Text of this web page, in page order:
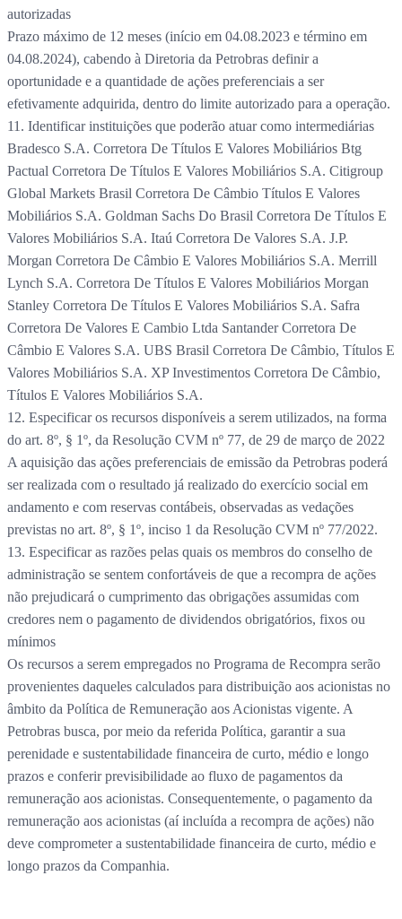
autorizadas
Prazo máximo de 12 meses (início em 04.08.2023 e término em
04.08.2024), cabendo à Diretoria da Petrobras definir a
oportunidade e a quantidade de ações preferenciais a ser
efetivamente adquirida, dentro do limite autorizado para a operação.
11. Identificar instituições que poderão atuar como intermediárias
Bradesco S.A. Corretora De Títulos E Valores Mobiliários Btg
Pactual Corretora De Títulos E Valores Mobiliários S.A. Citigroup
Global Markets Brasil Corretora De Câmbio Títulos E Valores
Mobiliários S.A. Goldman Sachs Do Brasil Corretora De Títulos E
Valores Mobiliários S.A. Itaú Corretora De Valores S.A. J.P.
Morgan Corretora De Câmbio E Valores Mobiliários S.A. Merrill
Lynch S.A. Corretora De Títulos E Valores Mobiliários Morgan
Stanley Corretora De Títulos E Valores Mobiliários S.A. Safra
Corretora De Valores E Cambio Ltda Santander Corretora De
Câmbio E Valores S.A. UBS Brasil Corretora De Câmbio, Títulos E
Valores Mobiliários S.A. XP Investimentos Corretora De Câmbio,
Títulos E Valores Mobiliários S.A.
12. Especificar os recursos disponíveis a serem utilizados, na forma
do art. 8º, § 1º, da Resolução CVM nº 77, de 29 de março de 2022
A aquisição das ações preferenciais de emissão da Petrobras poderá
ser realizada com o resultado já realizado do exercício social em
andamento e com reservas contábeis, observadas as vedações
previstas no art. 8º, § 1º, inciso 1 da Resolução CVM nº 77/2022.
13. Especificar as razões pelas quais os membros do conselho de
administração se sentem confortáveis de que a recompra de ações
não prejudicará o cumprimento das obrigações assumidas com
credores nem o pagamento de dividendos obrigatórios, fixos ou
mínimos
Os recursos a serem empregados no Programa de Recompra serão
provenientes daqueles calculados para distribuição aos acionistas no
âmbito da Política de Remuneração aos Acionistas vigente. A
Petrobras busca, por meio da referida Política, garantir a sua
perenidade e sustentabilidade financeira de curto, médio e longo
prazos e conferir previsibilidade ao fluxo de pagamentos da
remuneração aos acionistas. Consequentemente, o pagamento da
remuneração aos acionistas (aí incluída a recompra de ações) não
deve comprometer a sustentabilidade financeira de curto, médio e
longo prazos da Companhia.